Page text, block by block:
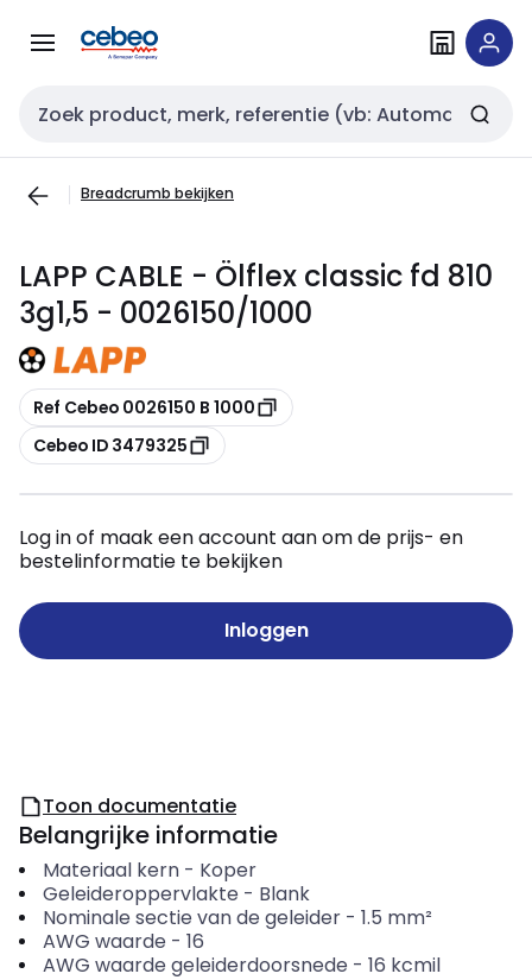
naar
naar
Zoekveld invoer
Breadcrumb bekijken
LAPP CABLE - Ölflex classic fd 810
3g1,5 - 0026150/1000
Kopiëren
Ref Cebeo 0026150 B 1000
Kopiëren
Cebeo ID 3479325
Log in of maak een account aan om de prijs- en
bestelinformatie te bekijken
Inloggen
Toon documentatie
Belangrijke informatie
Materiaal kern- Koper
Geleideroppervlakte - Blank
Nominale sectie van de geleider- 1.5 mm²
AWG waarde - 16
AWG waarde geleiderdoorsnede - 16 kcmil